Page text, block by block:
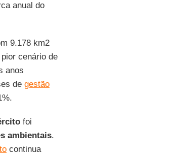
anual do
9.178 km2
cenário de
anos
de gestão
foi
ambientais.
continua